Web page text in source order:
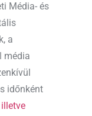
Média- és
a
média
időnként